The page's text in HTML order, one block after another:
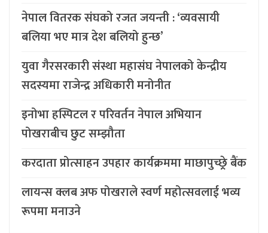
नेपाल वितरक संघको रजत जयन्ती : ‘व्यवसायी
बलिया भए मात्र देश बलियो हुन्छ’
युवा गैरसरकारी संस्था महासंघ नेपालको केन्द्रीय
सदस्यमा राजेन्द्र अधिकारी मनोनीत
इनोभा हस्पिटल र परिवर्तन नेपाल अभियान
पोखराबीच छुट सम्झौता
करदाता प्रोत्साहन उपहार कार्यक्रममा माछापुच्छ्र्रे बैंक
लायन्स क्लब अफ पोखराले स्वर्ण महोत्सवलाई भव्य
रूपमा मनाउने